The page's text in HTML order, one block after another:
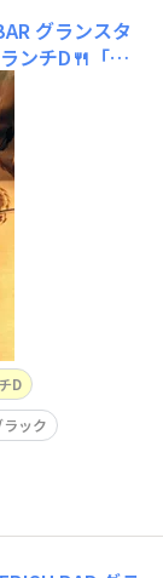
グランスタ
ンチD🍴「デ
パンで😋プ
D
ラック